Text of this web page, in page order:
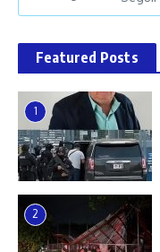
Featured Posts
1
2